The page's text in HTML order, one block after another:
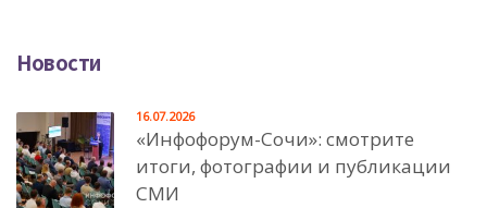
Новости
«Инфофорум-Сочи»: смотрите
итоги, фотографии и публикации
СМИ
16.07.2026